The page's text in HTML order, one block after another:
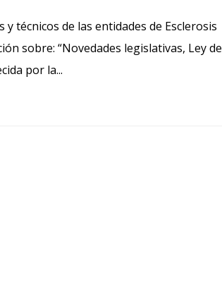
técnicos de las entidades de Esclerosis
sobre: “Novedades legislativas, Ley de
por la...